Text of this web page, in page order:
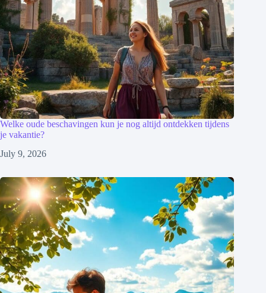
Welke oude beschavingen kun je nog altijd ontdekken tijdens
je vakantie?
July 9, 2026